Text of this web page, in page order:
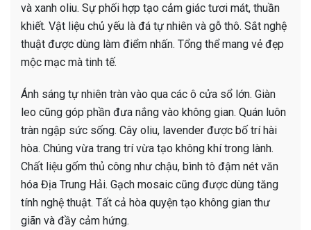
và xanh oliu. Sự phối hợp tạo cảm giác tươi mát, thuần
khiết. Vật liệu chủ yếu là đá tự nhiên và gỗ thô. Sắt nghệ
thuật được dùng làm điểm nhấn. Tổng thể mang vẻ đẹp
mộc mạc mà tinh tế.
Ánh sáng tự nhiên tràn vào qua các ô cửa sổ lớn. Giàn
leo cũng góp phần đưa nắng vào không gian. Quán luôn
tràn ngập sức sống. Cây oliu, lavender được bố trí hài
hòa. Chúng vừa trang trí vừa tạo không khí trong lành.
Chất liệu gốm thủ công như chậu, bình tô đậm nét văn
hóa Địa Trung Hải. Gạch mosaic cũng được dùng tăng
tính nghệ thuật. Tất cả hòa quyện tạo không gian thư
giãn và đầy cảm hứng.